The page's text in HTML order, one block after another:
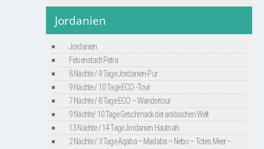
Jordanien
Jordanien
Felsenstadt Petra
8 Nächte / 9 Tage Jordanien-Pur
9 Nächte / 10 Tage ECO -Tour
7 Nächte / 8 Tage ECO – Wandertour
9 Nächte/ 10 Tage Geschmack der arabischen Welt
13 Nächte / 14 Tage Jordanien Hautnah
2 Nächte / 3 Tage Aqaba – Madaba – Nebo – Totes Meer –